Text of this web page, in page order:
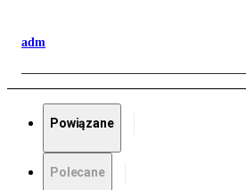
adm
Powiązane
Polecane